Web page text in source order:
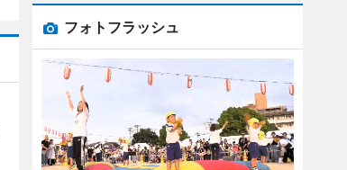
フォトフラッシュ